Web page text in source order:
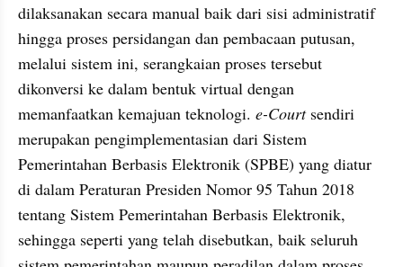
dilaksanakan secara manual baik dari sisi administratif
hingga proses persidangan dan pembacaan putusan,
melalui sistem ini, serangkaian proses tersebut
dikonversi ke dalam bentuk virtual dengan
memanfaatkan kemajuan teknologi. e-Court sendiri
merupakan pengimplementasian dari Sistem
Pemerintahan Berbasis Elektronik (SPBE) yang diatur
di dalam Peraturan Presiden Nomor 95 Tahun 2018
tentang Sistem Pemerintahan Berbasis Elektronik,
sehingga seperti yang telah disebutkan, baik seluruh